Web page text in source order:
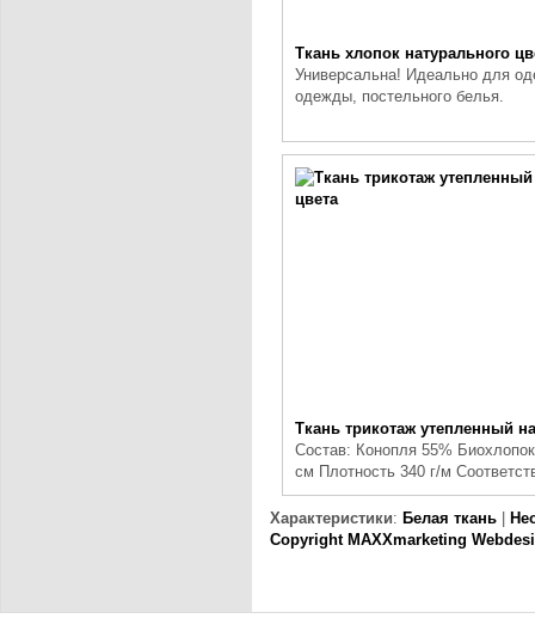
Ткань хлопок натурального
Универсальна! Идеально для
одежды, постельного белья.
Ткань трикотаж утепленный
Состав: Конопля 55%
см Плотность 340 г/м
Характеристики: Белая ткань
Copyright MAXXmarketing